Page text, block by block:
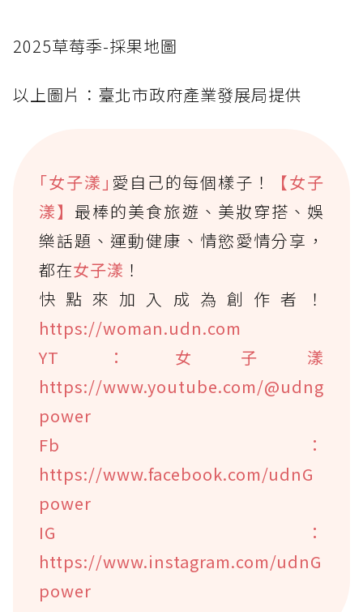
2025草莓季-採果地圖
以上圖片：臺北市政府產業發展局提供
｢女子漾｣ 愛自己的每個樣子！
【女子
漾】 最棒的美食旅遊、美妝穿搭、娛
樂話題、運動健康、情慾愛情分享，
都在女子漾 ！
快點來加入成為創作者！
https://woman.udn.com
YT：女子漾
https://www.youtube.com/@udng
power
Fb：
https://www.facebook.com/udnG
power
IG：
https://www.instagram.com/udnG
power